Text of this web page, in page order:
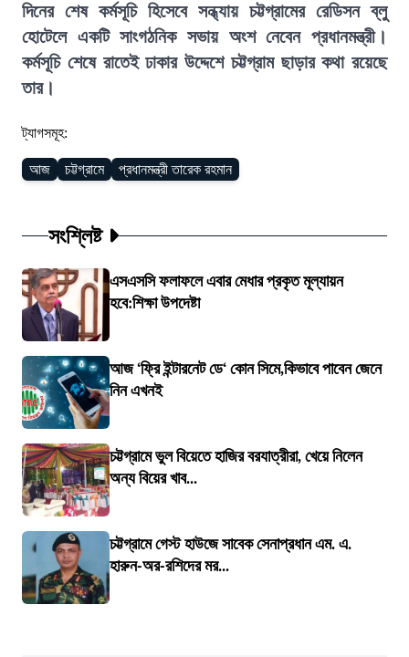
দিনের শেষ কর্মসূচি হিসেবে সন্ধ্যায় চট্টগ্রামের রেডিসন ব্লু
হোটেলে একটি সাংগঠনিক সভায় অংশ নেবেন প্রধানমন্ত্রী।
কর্মসূচি শেষে রাতেই ঢাকার উদ্দেশে চট্টগ্রাম ছাড়ার কথা রয়েছে
তার।
ট্যাগসমূহ:
আজ চট্টগ্রামে প্রধানমন্ত্রী তারেক রহমান
সংশ্লিষ্ট
এসএসসি ফলাফলে এবার মেধার প্রকৃত মূল্যায়ন
হবে:শিক্ষা উপদেষ্টা
আজ ‘ফ্রি ইন্টারনেট ডে‘ কোন সিমে,কিভাবে পাবেন জেনে
নিন এখনই
চট্টগ্রামে ভুল বিয়েতে হাজির বরযাত্রীরা, খেয়ে নিলেন
অন্য বিয়ের খাব...
চট্টগ্রামে গেস্ট হাউজে সাবেক সেনাপ্রধান এম. এ.
হারুন-অর-রশিদের মর...